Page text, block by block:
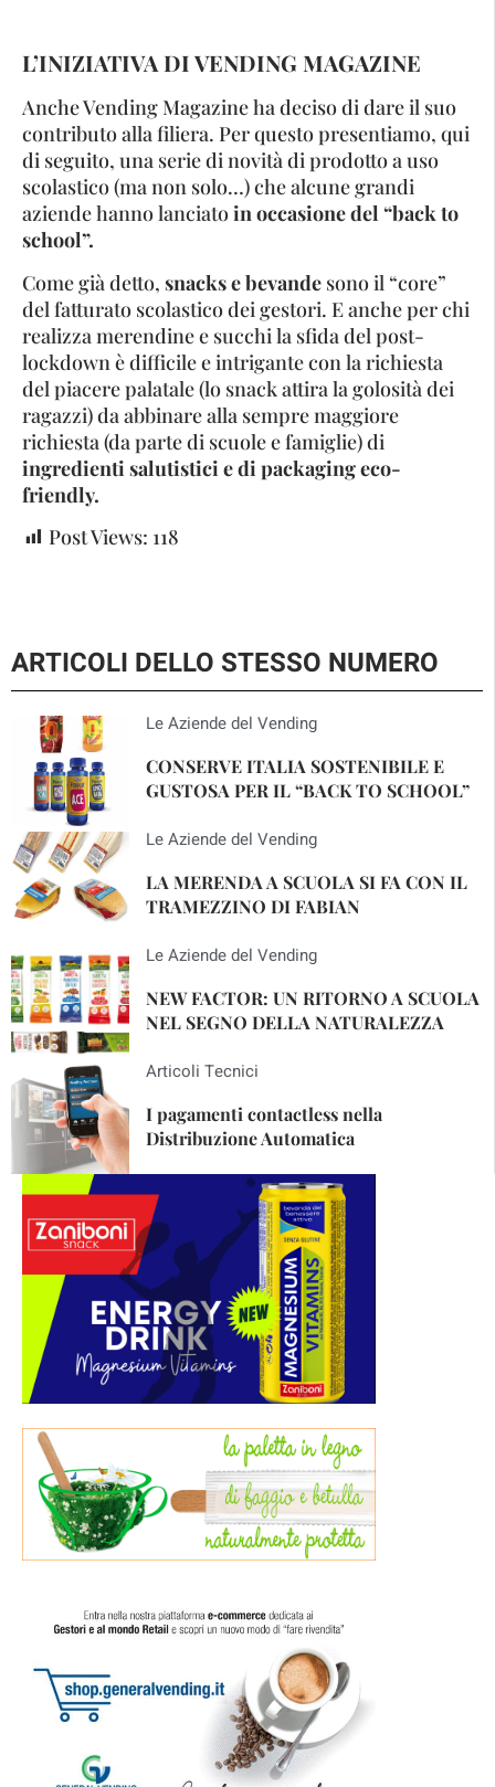
L’INIZIATIVA DI VENDING MAGAZINE
Anche Vending Magazine ha deciso di dare il suo
contributo alla filiera. Per questo presentiamo, qui
di seguito, una serie di novità di prodotto a uso
scolastico (ma non solo…) che alcune grandi
aziende hanno lanciatoin occasione del “back to
school”.
Come già detto, snacks e bevande sono il “core”
del fatturato scolastico dei gestori. E anche per chi
realizza merendine e succhi la sfida del post-
lockdown è difficile e intrigante con la richiesta
del piacere palatale (lo snack attira la golosità dei
ragazzi) da abbinare alla sempre maggiore
richiesta (da parte di scuole e famiglie) di
ingredienti salutistici e di packaging eco-
friendly.
Post Views: 118
ARTICOLI DELLO STESSO NUMERO
Le Aziende del Vending
CONSERVE ITALIA SOSTENIBILE E
GUSTOSA PER IL “BACK TO SCHOOL”
Le Aziende del Vending
LA MERENDA A SCUOLA SI FA CON IL
TRAMEZZINO DI FABIAN
Le Aziende del Vending
NEW FACTOR: UN RITORNO A SCUOLA
NEL SEGNO DELLA NATURALEZZA
Articoli Tecnici
I pagamenti contactless nella
Distribuzione Automatica